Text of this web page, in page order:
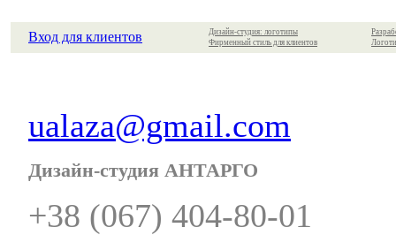
Вход для клиентов
Дизайн-студия: логотипы
Фирменный стиль для клиентов
ualaza@gmail.com
Дизайн-студия АНТАРГО
+38 (067) 404-80-01